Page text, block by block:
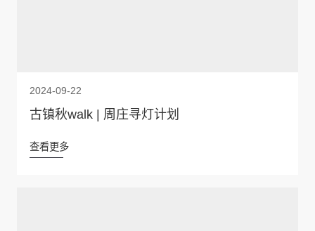
2024-09-22
古镇秋walk | 周庄寻灯计划
查看更多